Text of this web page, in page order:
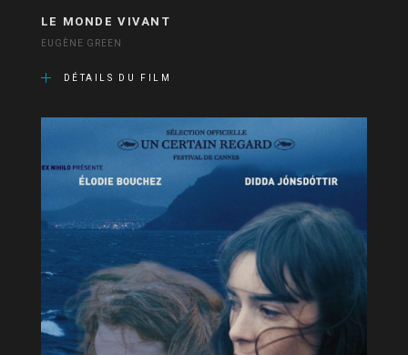
LE MONDE VIVANT
EUGÈNE GREEN
DÉTAILS DU FILM